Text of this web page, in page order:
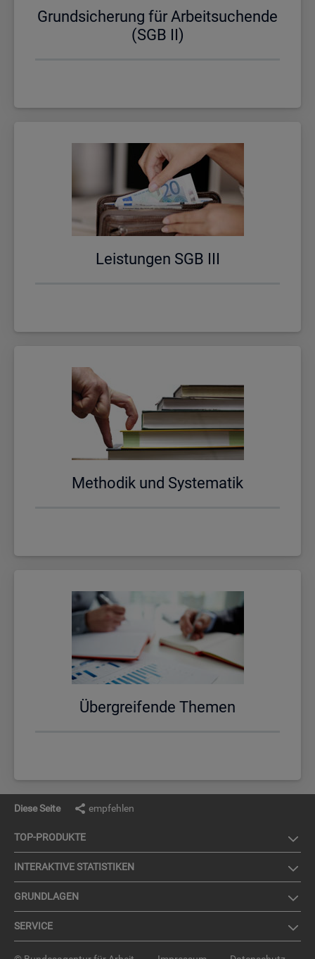
Grund­si­che­rung für Ar­beit­su­chen­de
(SGB II)
Leis­tun­gen SGB III
Me­tho­dik und Sys­te­ma­tik
Über­grei­fen­de The­men
Diese Seite empfehlen
TOP-PRO­DUK­TE
IN­TER­AK­TI­VE STA­TIS­TI­KEN
GRUND­LA­GEN
SER­VICE